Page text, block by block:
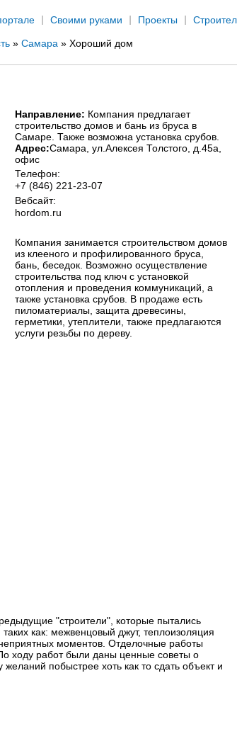
Своими руками Проекты
» Самара » Хороший дом
Направление: Компания предлагает
строительство домов и бань из бруса в
Самаре. Также возможна установка срубов.
Адрес:Самара , ул.Алексея Толстого, д.45а,
офис
Телефон:
+7 (846) 221-23-07
Вебсайт:
hordom.ru
Компания занимается строительством домов
из клееного и профилированного бруса,
бань, беседок. Возможно осуществление
строительства под ключ с установкой
отопления и проведения коммуникаций, а
также установка срубов. В продаже есть
пиломатериалы, защита древесины,
герметики, утеплители, также предлагаются
услуги резьбы по дереву.
"строители", которые пытались
как: межвенцовый джут, теплоизоляция
моментов. Отделочные работы
ходу работ были даны ценные советы о
побыстрее хоть как то сдать объект и